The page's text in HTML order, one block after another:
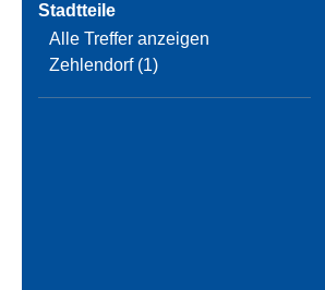
Stadtteile
Alle Treffer anzeigen
Zehlendorf (1)